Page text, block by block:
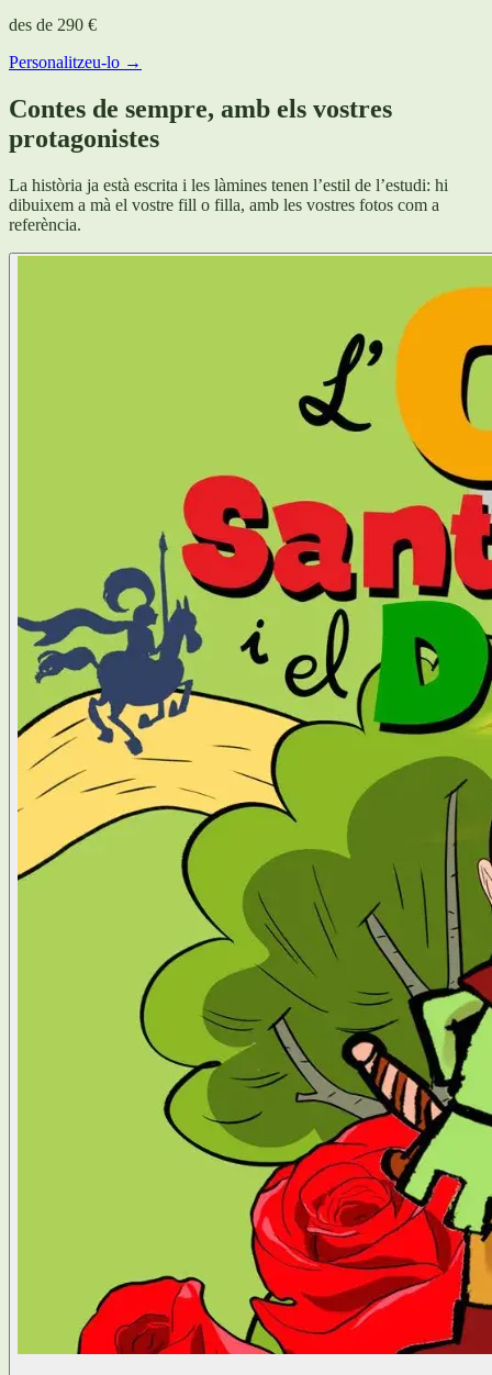
des de 290 €
Personalitzeu-lo →
Contes de sempre, amb els vostres
protagonistes
La història ja està escrita i les làmines tenen l’estil de l’estudi: hi
dibuixem a mà el vostre fill o filla, amb les vostres fotos com a
referència.